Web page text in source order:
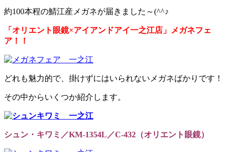
約100本程の鯖江産メガネが届きました～(^^♪
「オリエント眼鏡×アイアンドアイ一之江店」メガネフェ
ア！！
どれも魅力的で、掛けずにはいられないメガネばかりです！
その中からいくつか紹介します。
シュン・キワミ／KM-1354L／C-432（オリエント眼鏡）